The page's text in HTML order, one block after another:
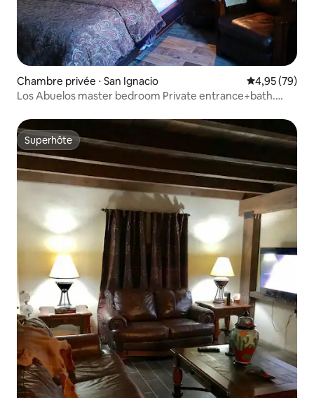
Chambre privée ⋅ San Ignacio Évaluation
4,95 (79)
Los Abuelos master bedroom Private entrance+bath.
bain.
Superhôte
Superhôte